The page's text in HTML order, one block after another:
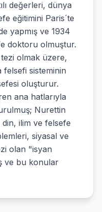
değerleri, dünya
eğitimini Paris´te
yapmış ve 1934
doktoru olmuştur.
olmak üzere,
felsefi sisteminin
oluşturur.
ana hatlarıyla
Nurettin
din, ilim ve felsefe
siyasal ve
olan "isyan
ve bu konular